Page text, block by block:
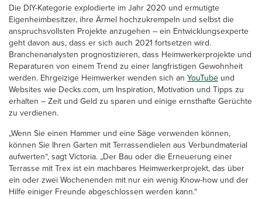
Die DIY-Kategorie explodierte im Jahr 2020 und ermutigte
Eigenheimbesitzer, ihre Ärmel hochzukrempeln und selbst die
anspruchsvollsten Projekte anzugehen – ein Entwicklungsexperte
geht davon aus, dass er sich auch 2021 fortsetzen wird.
Branchenanalysten prognostizieren, dass Heimwerkerprojekte und
Reparaturen von einem Trend zu einer langfristigen Gewohnheit
werden. Ehrgeizige Heimwerker wenden sich an YouTube und
Websites wie Decks.com, um Inspiration, Motivation und Tipps zu
erhalten – Zeit und Geld zu sparen und einige ernsthafte Gerüchte
zu verdienen.
„Wenn Sie einen Hammer und eine Säge verwenden können,
können Sie Ihren Garten mit Terrassendielen aus Verbundmaterial
aufwerten“, sagt Victoria. „Der Bau oder die Erneuerung einer
Terrasse mit Trex ist ein machbares Heimwerkerprojekt, das über
ein oder zwei Wochenenden mit nur ein wenig Know-how und der
Hilfe einiger Freunde abgeschlossen werden kann.“